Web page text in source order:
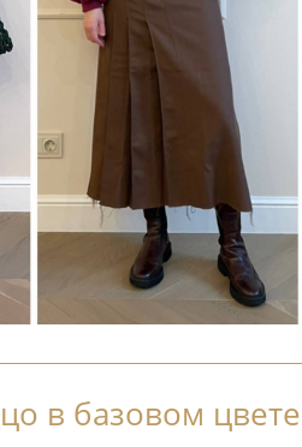
в базовом цвете